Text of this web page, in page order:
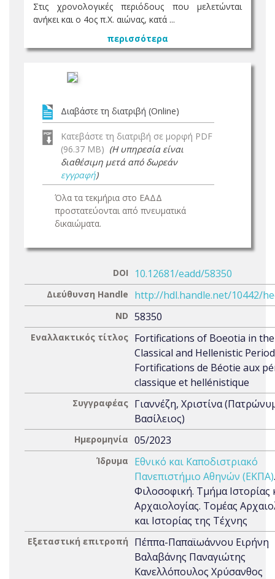
Στις χρονολογικές περιόδους που μελετώνται
ανήκει και ο 4ος π.Χ. αιώνας, κατά ...
περισσότερα
Διαβάστε τη διατριβή (Online)
Κατεβάστε τη διατριβή σε μορφή PDF
(96.37 MB) (Η υπηρεσία είναι
διαθέσιμη μετά από δωρεάν
εγγραφή)
Όλα τα τεκμήρια στο ΕΑΔΔ
προστατεύονται από πνευματικά
δικαιώματα.
DOI 10.12681/eadd/58350
Διεύθυνση Handle http://hdl.handle.net/10442/
ND 58350
Εναλλακτικός τίτλος Fortifications of Boeotia in the
Classical and Hellenistic
Fortifications de Béotie aux
classique et hellénistique
Συγγραφέας Γιαννέζη, Χριστίνα
Βασίλειος)
Ημερομηνία 05/2023
Ίδρυμα
Εθνικό και Καποδιστριακό
Πανεπιστήμιο Αθηνών (ΕΚΠΑ)
Φιλοσοφική. Τμήμα Ιστορίας
Αρχαιολογίας. Τομέας
και Ιστορίας της Τέχνης
Εξεταστική επιτροπή
Πέππα-Παπαϊωάννου Ειρήνη
Βαλαβάνης Παναγιώτης
Κανελλόπουλος Χρύσανθος